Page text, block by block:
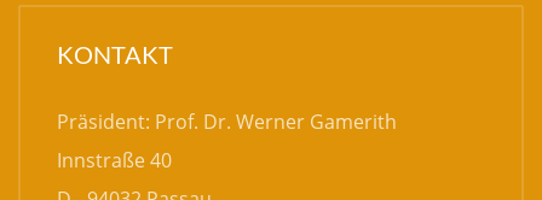
KONTAKT
Präsident: Prof. Dr. Werner Gamerith
Innstraße 40